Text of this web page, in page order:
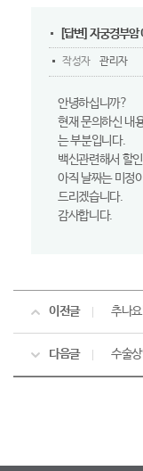
[답변] 자궁경부암
작성자 관리자
안녕하십니까?
현재 문의하신 내
는 부분입니다.
백신관련해서 할
아직 날짜는 미정
드리겠습니다.
감사합니다.
이전글 추나
다음글 수술